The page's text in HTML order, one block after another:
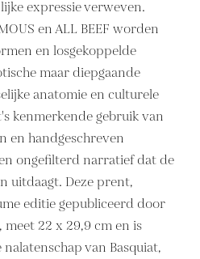
expressie verweven.
en ALL BEEF worden
en losgekoppelde
maar diepgaande
anatomie en culturele
kenmerkende gebruik van
en handgeschreven
ongefilterd narratief dat de
uitdaagt. Deze prent,
editie gepubliceerd door
22 x 29,9 cm en is
van Basquiat,